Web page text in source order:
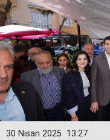
13:27
30 Nisan 2025